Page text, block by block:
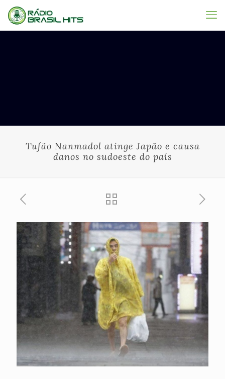
Tufão Nanmadol atinge Japão e causa
danos no sudoeste do país